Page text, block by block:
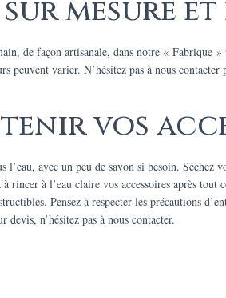
mesure
de façon artisanale, dans notre «
peuvent varier. N’hésitez pas à nous
vos
avec un peu de savon si besoin. Séchez
rincer à l’eau claire vos accessoires après
Pensez à respecter les précautions
devis, n’hésitez pas à nous contacter.